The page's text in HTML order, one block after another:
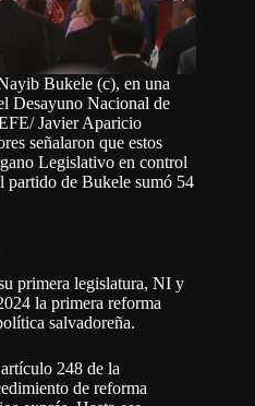
Bukele (c), en una
Desayuno Nacional de
Javier Aparicio
señalaron que estos
Legislativo en control
partido de Bukele sumó 54
primera legislatura, NI y
la primera reforma
salvadoreña.
248 de la
de reforma